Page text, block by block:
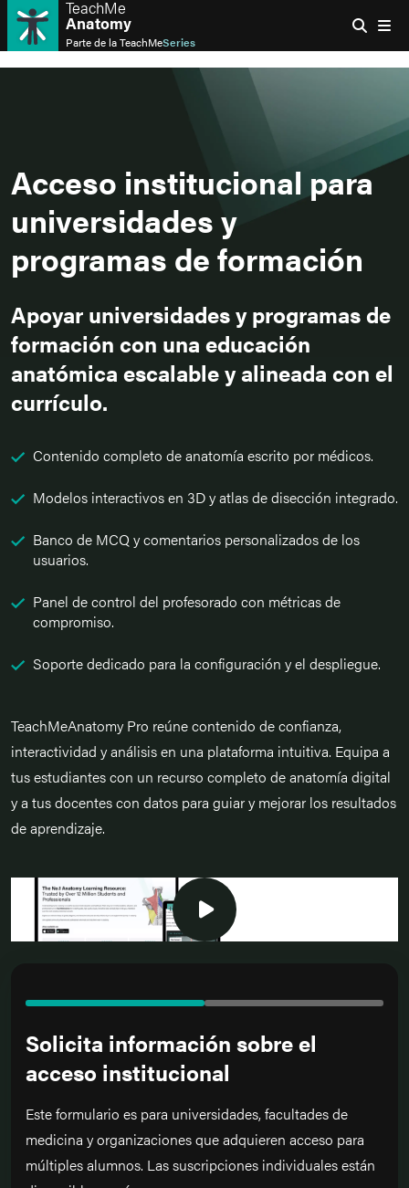
TeachMe
Anatomy
Parte de laTeachMeSeries
Acceso institucional para
universidades y
programas de formación
Apoyar universidades y programas de
formación con una educación
anatómica escalable y alineada con el
currículo.
Contenido completo de anatomía escrito por médicos.
Modelos interactivos en 3D y atlas de disección integrado.
Banco de MCQ y comentarios personalizados de los
usuarios.
Panel de control del profesorado con métricas de
compromiso.
Soporte dedicado para la configuración y el despliegue.
TeachMeAnatomy Pro reúne contenido de confianza,
interactividad y análisis en una plataforma intuitiva. Equipa a
tus estudiantes con un recurso completo de anatomía digital
y a tus docentes con datos para guiar y mejorar los resultados
de aprendizaje.
Solicita información sobre el
acceso institucional
Este formulario es para universidades, facultades de
medicina y organizaciones que adquieren acceso para
múltiples alumnos. Las suscripciones individuales están